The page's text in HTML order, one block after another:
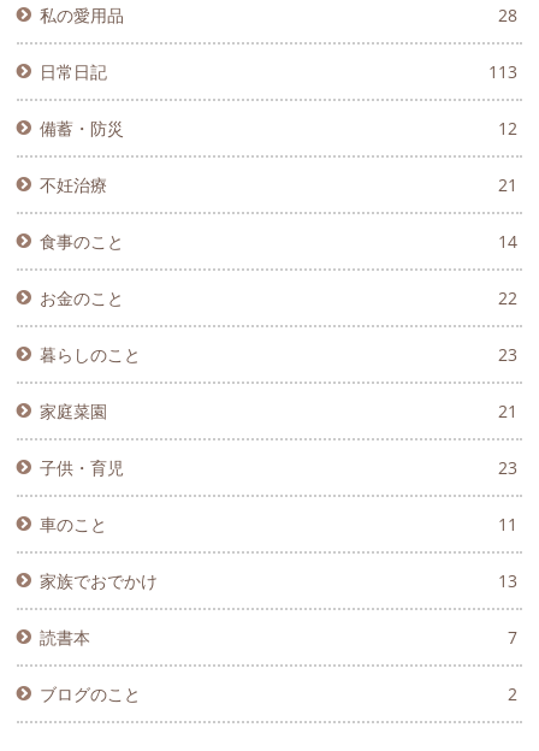
私の愛用品 28
日常日記 113
備蓄・防災 12
不妊治療 21
食事のこと 14
お金のこと 22
暮らしのこと 23
家庭菜園 21
子供・育児 23
車のこと 11
家族でおでかけ 13
読書本 7
ブログのこと 2